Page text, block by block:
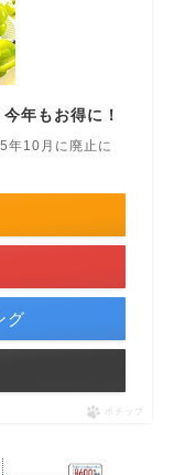
年もお得に！
年10月に廃止に
グ
ポチップ